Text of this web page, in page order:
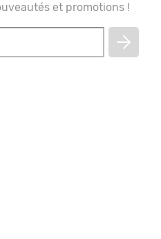
et promotions !